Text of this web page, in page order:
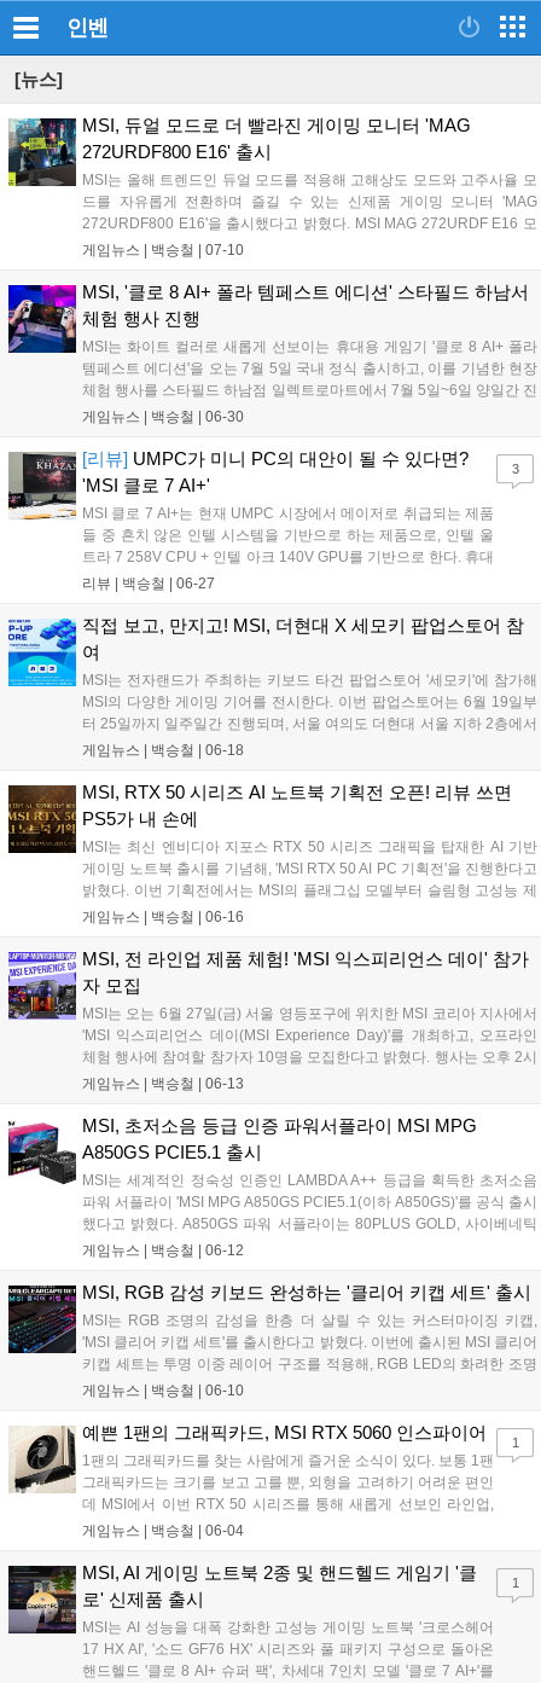
인벤
[뉴스]
MSI, 듀얼 모드로 더 빨라진 게이밍 모니터 'MAG
272URDF800 E16' 출시
MSI는 올해 트렌드인 듀얼 모드를 적용해 고해상도 모드와 고주사율 모
드를 자유롭게 전환하며 즐길 수 있는 신제품 게이밍 모니터 'MAG
272URDF800 E16'을 출시했다고 밝혔다. MSI MAG 272URDF E16 모
델은 4K 고해상도와 160Hz 주사율을 기본으로 지원하는 27인치 Rapid
320Hz까지 전환 가능한 '듀얼 모드'를 탑재해 주목받고 있다. 이 듀얼 모
드는 MSI 게이밍 모니터에 최초로 적용된 혁신적인 기능으로, 차세대 게
이밍 모니터 기술의 새로운 기준을 제시한다....
게임뉴스 | 백승철 07-10
MSI, '클로 8 AI+ 폴라 템페스트 에디션' 스타필드 하남서
체험 행사 진행
MSI는 화이트 컬러로 새롭게 선보이는 휴대용 게임기 '클로 8 AI+ 폴라
템페스트 에디션'을 오는 7월 5일 국내 정식 출시하고, 이를 기념한 현장
체험 행사를 스타필드 하남점 일렉트로마트에서 7월 5일~6일 양일간 진
행한다고 밝혔다. 이번에 출시된 '클로 8 AI+ 폴라 템페스트 에디션'은 컴
이트 컬러 디자인을 적용한 것이 가장 큰 특징이다. 기존 샌드스톰 컬러
와는 완전히 다른 차분하면서도 세련된 색감으로, 퍼포먼스는 물론 스타
일을 중시하는 사용자층의 니즈를 적극 반영했다....
게임뉴스 | 백승철 06-30
[리뷰] UMPC가 미니 PC의 대안이 될 수 있다면?
'MSI 클로 7 AI+'
MSI 클로 7 AI+는 현재 UMPC 시장에서 메이저로 취급되는 제품
들 중 흔치 않은 인텔 시스템을 기반으로 하는 제품으로, 인텔 울
트라 7 258V CPU + 인텔 아크 140V GPU를 기반으로 한다. 휴대
용 기기로서의 특징으로는 FHD 해상도에 120Hz 주사율을 지원
리 용량을 지원한다. 스팀덱 대비 10g~40g 정도 무거운 675g이
라는 적당한 무게를 갖추고 있다. 또한 미니 PC로서의 활용도를
적극 권장하는 것인지 MSI 공식 도킹 스테이션을 별매품으로 취
급하고 있다. 'MSI 네스트 도킹 스테이션'에는 USB-C / HDMI / 2x
USB 3.0 타입 A / RJ45(랜 단자) / 2x USB-C 단자를 지원한다.
UMPC와의 연결을 제외하고도 단자가 충분한 덕택에 키보드 및
마우스, 그 외 PC 사용에 있어 필요한 주변기기와 함께 미니 PC
리뷰 | 백승철 06-27
3
직접 보고, 만지고! MSI, 더현대 X 세모키 팝업스토어 참
여
MSI는 전자랜드가 주최하는 키보드 타건 팝업스토어 '세모키'에 참가해
MSI의 다양한 게이밍 기어를 전시한다. 이번 팝업스토어는 6월 19일부
터 25일까지 일주일간 진행되며, 서울 여의도 더현대 서울 지하 2층에서
운영된다. 관람객들은 팝업스토어 운영 기간 동안 MSI 게이밍 기어를 저
업스토어 기간 중 제일 저렴하게 제품을 구매할 수 있다. 특히, 브랜드 데
이에 'FORGE GK300 콤보 (청축)' 구매 시 동일 제품 1개를 추가 증정하
는 1+1 특별 이벤트도 함께 진행된다. 기계식 키보드와 마우스를 구매하
려는 고객에게 좋은 기회가 될 예정이다....
게임뉴스 | 백승철 06-18
MSI, RTX 50 시리즈 AI 노트북 기획전 오픈! 리뷰 쓰면
PS5가 내 손에
MSI는 최신 엔비디아 지포스 RTX 50 시리즈 그래픽을 탑재한 AI 기반
게이밍 노트북 출시를 기념해, 'MSI RTX 50 AI PC 기획전'을 진행한다고
밝혔다. 이번 기획전에서는 MSI의 플래그십 모델부터 슬림형 고성능 제
품까지, RTX 50 시리즈와 AI 기술이 결합된 최신 제품들을 한자리에서
5070 / 5060 그래픽을 탑재해, 블랙웰(Blackwell) 아키텍처, DLSS 4, 풀
레이트레이싱 등 차세대 기술을 완벽히 지원한다. 여기에 MSI만의 냉각
솔루션 '쿨러부스트'와 전용 AI 가속 기능 'AI 엔진'까지 더해져, 게임과 크
리에이티브 작업 전반에서 최적화된 성능과 안정성을 제공한다....
게임뉴스 | 백승철 06-16
MSI, 전 라인업 제품 체험! 'MSI 익스피리언스 데이' 참가
자 모집
MSI는 오는 6월 27일(금) 서울 영등포구에 위치한 MSI 코리아 지사에서
'MSI 익스피리언스 데이(MSI Experience Day)'를 개최하고, 오프라인
체험 행사에 참여할 참가자 10명을 모집한다고 밝혔다. 행사는 오후 2시
부터 7시까지 약 5시간 동안 진행되며, ▲ MSI 지포스 RTX 50 시리즈 그
험 ▲MSI 메인보드 및 PC 컴포넌트 EZ DIY 조립 체험 ▲MSI 모니터 및
스마트 모니터 체험 ▲MSI 클로 8 게임 대전 ▲미니게임 등 다양한 프로
그램이 준비되어 참가자들이 MSI의 기술력과 성능을 직관적으로 경험
할 수 있도록 구성됐다....
게임뉴스 | 백승철 06-13
MSI, 초저소음 등급 인증 파워서플라이 MSI MPG
A850GS PCIE5.1 출시
MSI는 세계적인 정숙성 인증인 LAMBDA A++ 등급을 획득한 초저소음
파워 서플라이 'MSI MPG A850GS PCIE5.1(이하 A850GS)'를 공식 출시
했다고 밝혔다. A850GS 파워 서플라이는 80PLUS GOLD, 사이베네틱
스 GOLD, PPLP.INFO GOLD 등 품질을 보증하는 각종 인증으로 무장했
특징이다....
게임뉴스 | 백승철 06-12
MSI, RGB 감성 키보드 완성하는 '클리어 키캡 세트' 출시
MSI는 RGB 조명의 감성을 한층 더 살릴 수 있는 커스터마이징 키캡,
'MSI 클리어 키캡 세트'를 출시한다고 밝혔다. 이번에 출시된 MSI 클리어
키캡 세트는 투명 이중 레이어 구조를 적용해, RGB LED의 화려한 조명
효과를 더욱 감각적으로 표현할 수 있도록 설계됐다. 조명이 키캡 전체
연출해 준다. 단순히 키캡을 교체하는 것을 넘어, 키보드 자체를 인테리
어 오브제로 탈바꿈시키는 디자인적 완성도도 갖췄다....
게임뉴스 | 백승철 06-10
예쁜 1팬의 그래픽카드, MSI RTX 5060 인스파이어
1팬의 그래픽카드를 찾는 사람에게 즐거운 소식이 있다. 보통 1팬
그래픽카드는 크기를 보고 고를 뿐, 외형을 고려하기 어려운 편인
데 MSI에서 이번 RTX 50 시리즈를 통해 새롭게 선보인 라인업,
인스파이어(Inspire)의 1팬 버전은 누가 봐도 좀 예쁜 것 같다. 내
싶다고 투정 부리는 걸로 생각해 주시길. 옛날에 유행했던 아이팟
셔플의 크기를 키워놓은 것처럼 생겨서 더 호감인 것 같다....
게임뉴스 | 백승철 06-04
1
MSI, AI 게이밍 노트북 2종 및 핸드헬드 게임기 '클
로' 신제품 출시
MSI는 AI 성능을 대폭 강화한 고성능 게이밍 노트북 '크로스헤어
17 HX AI', '소드 GF76 HX' 시리즈와 풀 패키지 구성으로 돌아온
핸드헬드 '클로 8 AI+ 슈퍼 팩', 차세대 7인치 모델 '클로 7 AI+'를
1